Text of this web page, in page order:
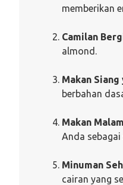
memberikan
Camilan
almond.
Makan Siang
berbahan
Makan
Anda
Minuman
cairan yang